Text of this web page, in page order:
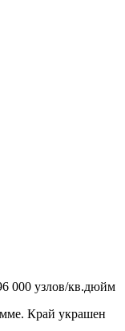
000 узлов/кв.дюйм
Край украшен